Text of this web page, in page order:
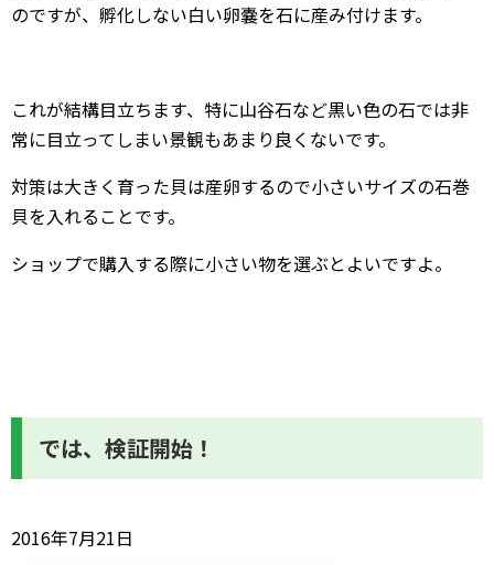
のですが、孵化しない白い卵嚢を石に産み付けます。
これが結構目立ちます、特に山谷石など黒い色の石では非
常に目立ってしまい景観もあまり良くないです。
対策は大きく育った貝は産卵するので小さいサイズの石巻
貝を入れることです。
ショップで購入する際に小さい物を選ぶとよいですよ。
では、検証開始！
2016年7月21日